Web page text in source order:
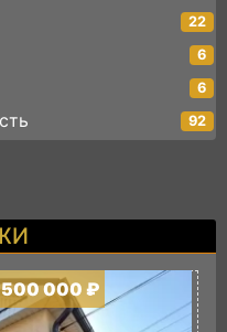
22
6
6
92
500 000 ₽